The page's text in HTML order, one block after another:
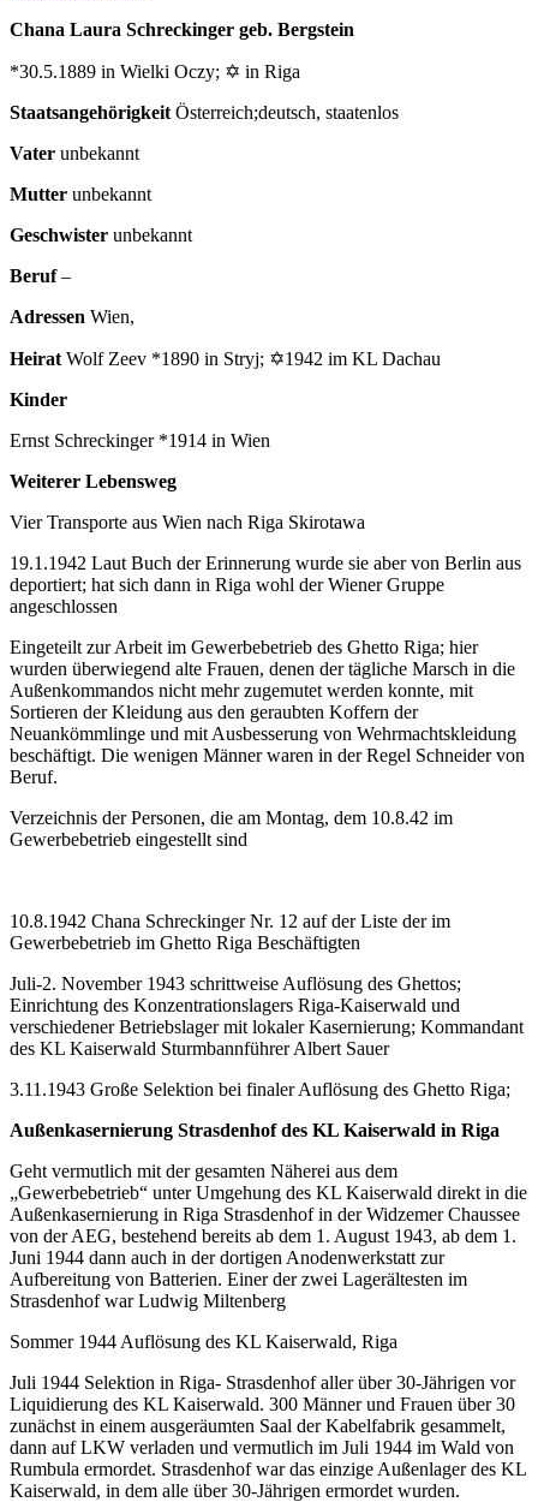
Chana
Chana Laura Schreckinger geb. Bergstein
*30.5.1889 in Wielki Oczy; ✡ in Riga
Staatsangehörigkeit Österreich;deutsch, staatenlos
Vater unbekannt
Mutter unbekannt
Geschwister unbekannt
Beruf–
Adressen Wien,
Heirat Wolf Zeev *1890 in Stryj; ✡1942 im KL Dachau
Kinder
Ernst Schreckinger *1914 in Wien
Weiterer Lebensweg
Vier Transporte aus Wien nach Riga Skirotawa
19.1.1942 Laut Buch der Erinnerung wurde sie aber von Berlin aus
deportiert; hat sich dann in Riga wohl der Wiener Gruppe
angeschlossen
Eingeteilt zur Arbeit im Gewerbebetrieb des Ghetto Riga; hier
wurden überwiegend alte Frauen, denen der tägliche Marsch in die
Außenkommandos nicht mehr zugemutet werden konnte, mit
Sortieren der Kleidung aus den geraubten Koffern der
Neuankömmlinge und mit Ausbesserung von Wehrmachtskleidung
beschäftigt. Die wenigen Männer waren in der Regel Schneider von
Beruf.
Verzeichnis der Personen, die am Montag, dem 10.8.42 im
Gewerbebetrieb eingestellt sind
10.8.1942 Chana Schreckinger Nr. 12 auf der Liste der im
Gewerbebetrieb im Ghetto Riga Beschäftigten
Juli-2. November 1943 schrittweise Auflösung des Ghettos;
Einrichtung des Konzentrationslagers Riga-Kaiserwald und
verschiedener Betriebslager mit lokaler Kasernierung; Kommandant
des KL Kaiserwald Sturmbannführer Albert Sauer
3.11.1943 Große Selektion bei finaler Auflösung des Ghetto Riga;
Außenkasernierung Strasdenhof des KL Kaiserwald in Riga
Geht vermutlich mit der gesamten Näherei aus dem
„Gewerbebetrieb“ unter Umgehung des KL Kaiserwald direkt in die
Außenkasernierung in Riga Strasdenhof in der Widzemer Chaussee
von der AEG, bestehend bereits ab dem 1. August 1943, ab dem 1.
Juni 1944 dann auch in der dortigen Anodenwerkstatt zur
Aufbereitung von Batterien. Einer der zwei Lagerältesten im
Strasdenhof war Ludwig Miltenberg
Sommer 1944 Auflösung des KL Kaiserwald, Riga
Juli 1944 Selektion in Riga- Strasdenhof aller über 30-Jährigen vor
Liquidierung des KL Kaiserwald. 300 Männer und Frauen über 30
zunächst in einem ausgeräumten Saal der Kabelfabrik gesammelt,
dann auf LKW verladen und vermutlich im Juli 1944 im Wald von
Rumbula ermordet. Strasdenhof war das einzige Außenlager des KL
Kaiserwald, in dem alle über 30-Jährigen ermordet wurden.